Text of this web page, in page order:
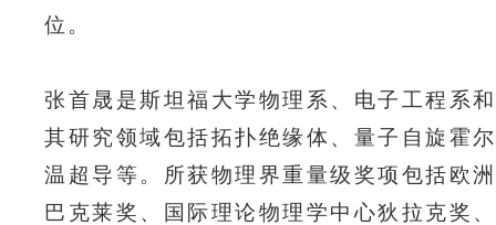
位。
张首晟是斯坦福大学物理系、电子工程系
其研究领域包括拓扑绝缘体、量子自旋霍
温超导等。所获物理界重量级奖项包括欧
巴克莱奖、国际理论物理学中心狄拉克奖